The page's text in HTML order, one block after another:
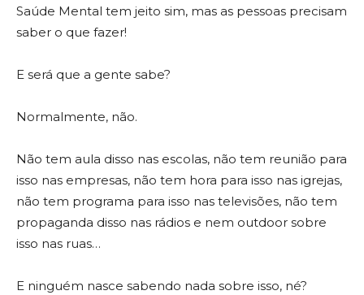
Saúde Mental tem jeito sim, mas as pessoas precisam
saber o que fazer!
E será que a gente sabe?
Normalmente, não.
Não tem aula disso nas escolas, não tem reunião para
isso nas empresas, não tem hora para isso nas igrejas,
não tem programa para isso nas televisões, não tem
propaganda disso nas rádios e nem outdoor sobre
isso nas ruas…
E ninguém nasce sabendo nada sobre isso, né?